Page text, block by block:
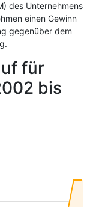
des Unternehmens
einen Gewinn
gegenüber dem
für
bis